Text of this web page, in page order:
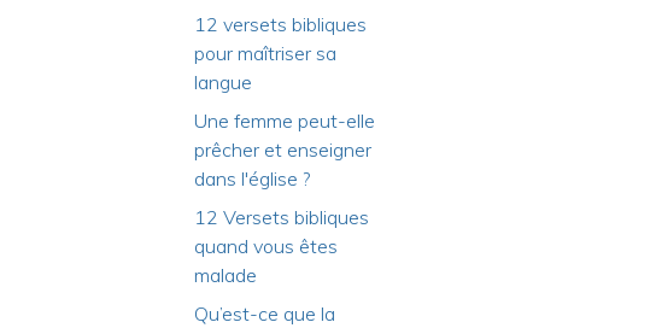
12 versets bibliques
pour maîtriser sa
langue
Une femme peut-elle
prêcher et enseigner
dans l'église ?
12 Versets bibliques
quand vous êtes
malade
Qu’est-ce que la